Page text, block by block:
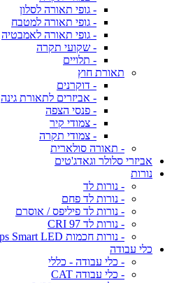
- גופי תאורה לסלון
- גופי תאורה למטבח
- גופי תאורה לאמבטיה
- שקועי תקרה
- תלויים
תאורת חוץ
- דוקרנים
- אביזרים לתאורת גינה
- פנסי הצפה
- צמודי קיר
- צמודי תקרה
- תאורה סולארית
אביזרי סלולר וגאדג'טים
נורות
- נורות לד
- נורות לד פחם
- נורות לד פיליפס / אוסרם
- נורות לד CRI 97
- נורות חכמות Philips Smart LED
כלי עבודה
- כלי עבודה - כללי
- כלי עבודה CAT